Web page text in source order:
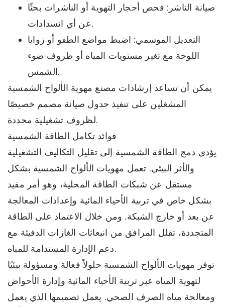
صيانة الناشر: فحص أحجار التهوية أو الناشرات بحثًا
عن أي انسدادات.
التعديل الموسمي: اضبط مواضع الطفو أو زوايا
اللوحة مع تغير مستويات المياه أو ظروف ضوء
الشمس.
يمكن أن تساعد إرشادات مصنع مهوية الألواح الشمسية
المشغلين على تنفيذ جدول صيانة مصمم خصيصًا
لظروف تشغيلية محددة.
فوائد تكامل الطاقة الشمسية
يؤدي دمج الطاقة الشمسية إلى تقليل التكاليف التشغيلية
والأثر البيئي. تعمل مهويات الألواح الشمسية بشكل
مستقل عن شبكات الطاقة المحلية، وهو أمر مفيد
بشكل خاص في تربية الأحياء المائية وإعدادات المعالجة
عن بعد أو خارج الشبكة. ومن خلال الاعتماد على الطاقة
المتجددة، تقلل المرافق من انبعاثات الغازات الدفيئة مع
دعم الإدارة المستدامة للمياه.
توفر مهويات الألواح الشمسية حلولاً فعالة ومسؤولة بيئيًا
لتهوية المياه عبر تربية الأحياء المائية وإدارة الأحواض
ومعالجة مياه الصرف الصحي. يعمل تصميمها الذي يعمل